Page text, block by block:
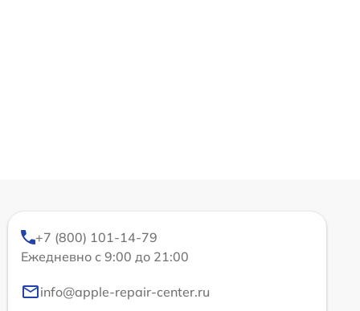
+7 (800) 101-14-79
Ежедневно с 9:00 до 21:00
info@apple-repair-center.ru